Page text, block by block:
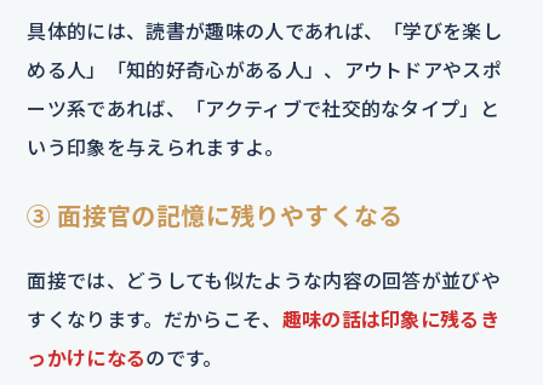
具体的には、読書が趣味の人であれば、「学びを楽し
める人」「知的好奇心がある人」、アウトドアやスポ
ーツ系であれば、「アクティブで社交的なタイプ」と
いう印象を与えられますよ。
③ 面接官の記憶に残りやすくなる
面接では、どうしても似たような内容の回答が並びや
すくなります。だからこそ、 趣味の話は印象に残るき
っかけになるのです。